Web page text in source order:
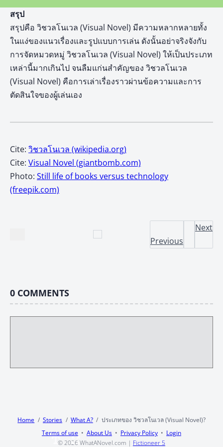
สรุป
สรุปคือ วิชวลโนเวล (Visual Novel) มีความหลากหลายทั้ง
ในแง่ของแนวเรื่องและรูปแบบการเล่น ดังนั้นอย่าจริงจังกับ
การจัดหมวดหมู่ วิชวลโนเวล (Visual Novel) ให้เป็นประเภท
เหล่านี้มากเกินไป จนลืมแก่นสำคัญของ วิชวลโนเวล
(Visual Novel) คือการเล่าเรื่องราวผ่านข้อความและการ
ตัดสินใจของผู้เล่นเอง
Cite: วิชวลโนเวล (wikipedia.org)
Cite: Visual Novel (giantbomb.com)
Photo: Still life of books versus technology
(freepik.com)
Previous
Next
0 COMMENTS
Home Stories What A?
ประเภทของ วิชวลโนเวล (Visual Novel)?
Terms of use
About Us Privacy Policy
Login
© 2026 WhatANovel.com | Fictioneer 5